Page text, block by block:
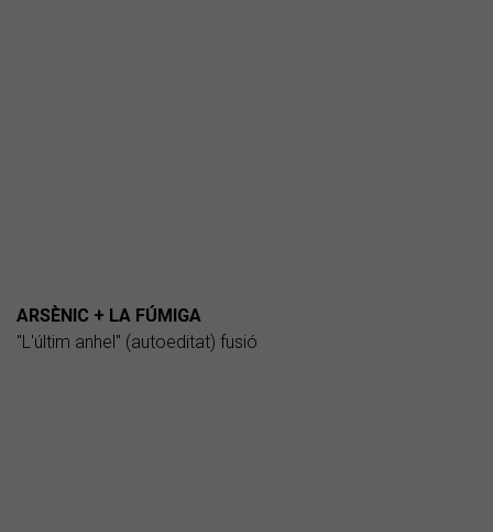
ARSÈNIC + LA FÚMIGA
"L'últim anhel" (autoeditat) fusió